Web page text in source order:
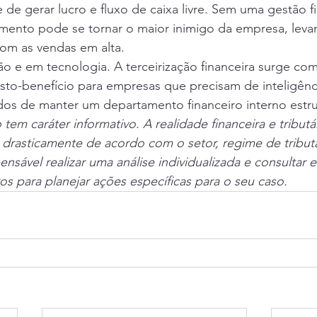
de gerar lucro e fluxo de caixa livre. Sem uma gestão
pode se tornar o maior inimigo da empresa,
as vendas em alta.
e em tecnologia. A terceirização financeira surge
benefício para empresas que precisam de
de manter um departamento financeiro interno
caráter informativo. A realidade financeira e
de acordo com o setor, regime de
realizar uma análise individualizada e consultar
para planejar ações específicas para o seu caso.